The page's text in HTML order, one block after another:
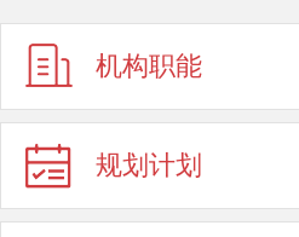
机构职能
规划计划